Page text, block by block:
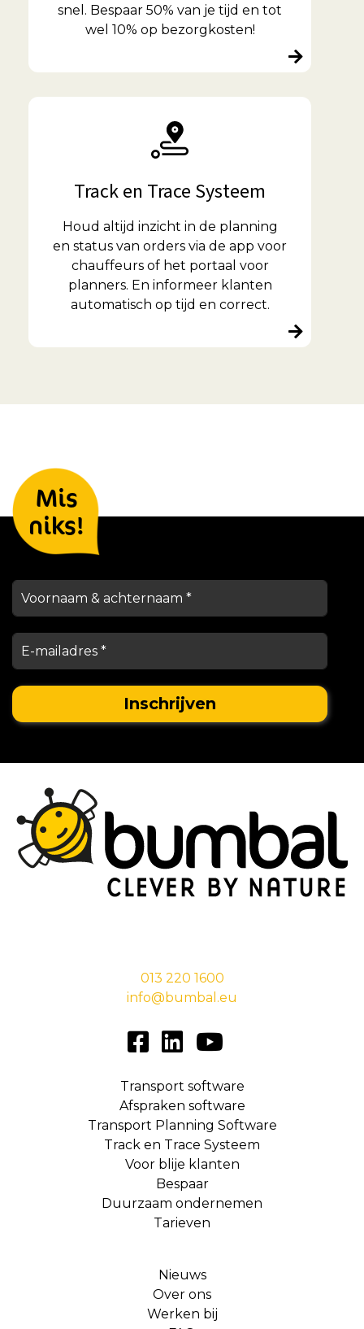
snel. Bespaar 50% van je tijd en tot
wel 10% op bezorgkosten!
Track en Trace Systeem
Houd altijd inzicht in de planning
en status van orders via de app voor
chauffeurs of het portaal voor
planners. En informeer klanten
automatisch op tijd en correct.
Mis
niks!
013 220 1600
info@bumbal.eu
Transport software
Afspraken software
Transport Planning Software
Track en Trace Systeem
Voor blije klanten
Bespaar
Duurzaam ondernemen
Tarieven
Nieuws
Over ons
Werken bij